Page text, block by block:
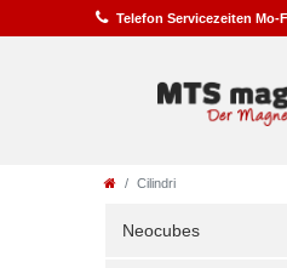
Telefon Servicezeiten Mo-
Cilindri
Neocubes